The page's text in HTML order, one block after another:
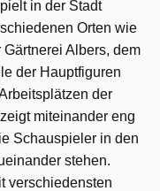
in der Stadt
Orten wie
Albers, dem
der Hauptfiguren
der
miteinander eng
Schauspieler in den
stehen.
verschiedensten